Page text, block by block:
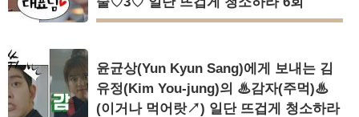
윤균상(Yun Kyun Sang)에게 보내는 김
유정(Kim You-jung)의 ♨감자(주먹)♨
(이거나 먹어랏↗) 일단 뜨겁게 청소하라